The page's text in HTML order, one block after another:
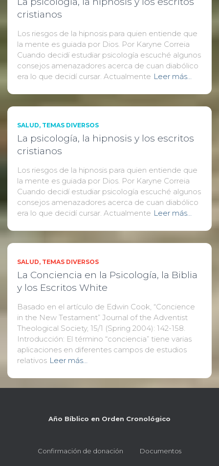
cristianos
Los riesgos de la hipnosis para quien entiende que
la mente es guiada por Dios. Por Karyne Correia
Cuando decidí estudiar psicología escuché algunos
consejos amenazadores acerca de cuan diabólico
era lo que decidí cursar. Actualmente Leer más…
SALUD TEMAS DIVERSOS
La psicología, la hipnosis y los escritos
cristianos
Los riesgos de la hipnosis para quien entiende que
la mente es guiada por Dios. Por Karyne Correia
Cuando decidí estudiar psicología escuché algunos
consejos amenazadores acerca de cuan diabólico
era lo que decidí cursar. Actualmente Leer más…
SALUD TEMAS DIVERSOS
La Conciencia en la Psicología, la Biblia
y los Escritos White
Basado en el artículo de Edwin Cook, “Concience
in the New Testament” Journal of the Adventist
Theological Society, 15/1 (Spring 2004): 142-158.
Introducción: El término “conciencia” tiene varias
aplicaciones en diferentes campos de estudios
relativos Leer más…
Año Bíblico en Orden Cronológico
Confirmación de donación Documentos